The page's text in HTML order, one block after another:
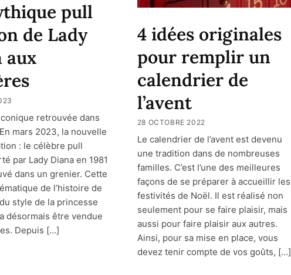
pull
de Lady
aux
retrouvée dans
mars 2023, la nouvelle
: le célèbre pull
par Lady Diana en 1981
dans un grenier. Cette
de l’histoire de
style de la princesse
désormais être vendue
Depuis […]
4 idées originales
pour remplir un
calendrier de
l’avent
28 OCTOBRE 2022
Le calendrier de l’avent est devenu
une tradition dans de nombreuses
familles. C’est l’une des meilleures
façons de se préparer à accueillir les
festivités de Noël. Il est réalisé non
seulement pour se faire plaisir, mais
aussi pour faire plaisir aux autres.
Ainsi, pour sa mise en place, vous
devez tenir compte de vos goûts, […]